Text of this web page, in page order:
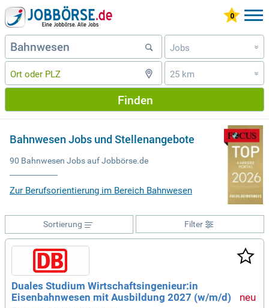
Jobs »
25 km »
Finden
Bahnwesen Jobs und Stellenangebote
90 Bahnwesen Jobs auf Jobbörse.de
Zur Berufsorientierung im Bereich Bahnwesen
Filter
Sortierung
Duales Studium Wirtschaftsingenieur:in
Eisenbahnwesen mit Ausbildung 2027 (w/m/d)